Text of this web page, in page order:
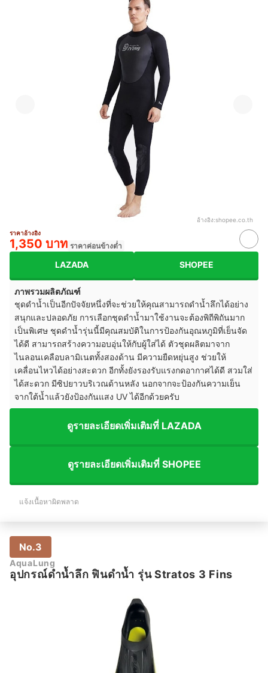
อ้างอิง:shopee.co.th
ราคาอ้างอิง
1,350 บาท ราคาค่อนข้างต่ำ
LAZADA SHOPEE
ภาพรวมผลิตภัณฑ์
ชุดดำน้ำเป็นอีกปัจจัยหนึ่งที่จะช่วยให้คุณสามารถดำน้ำลึกได้อย่าง
สนุกและปลอดภัย การเลือกชุดดำน้ำมาใช้งานจะต้องพิถีพิถันมาก
เป็นพิเศษ ชุดดำน้ำรุ่นนี้มีคุณสมบัติในการป้องกันอุณหภูมิที่เย็นจัด
ได้ดี สามารถสร้างความอบอุ่นให้กับผู้ใส่ได้ ตัวชุดผลิตมาจาก
ไนลอนเคลือบลามิเนตทั้งสองด้าน มีความยืดหยุ่นสูง ช่วยให้
เคลื่อนไหวได้อย่างสะดวก อีกทั้งยังรองรับแรงกดอากาศได้ดี สวมใส่
ได้สะดวก มีซิปยาวบริเวณด้านหลัง นอกจากจะป้องกันความเย็น
จากใต้น้ำแล้วยังป้องกันแสง UV ได้อีกด้วยครับ
ดูรายละเอียดเพิ่มเติมที่ LAZADA
ดูรายละเอียดเพิ่มเติมที่ SHOPEE
แจ้งเนื้อหาผิดพลาด
No.3
AquaLung
อุปกรณ์ดำน้ำลึก ฟินดำน้ำ รุ่น Stratos 3 Fins